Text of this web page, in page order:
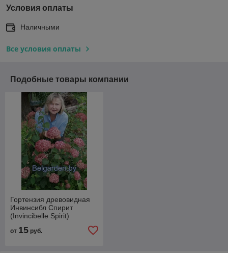
Условия оплаты
Наличными
Все условия оплаты
Подобные товары компании
Гортензия древовидная
Инвинсибл Спирит
(Invincibelle Spirit)
от 15 руб.